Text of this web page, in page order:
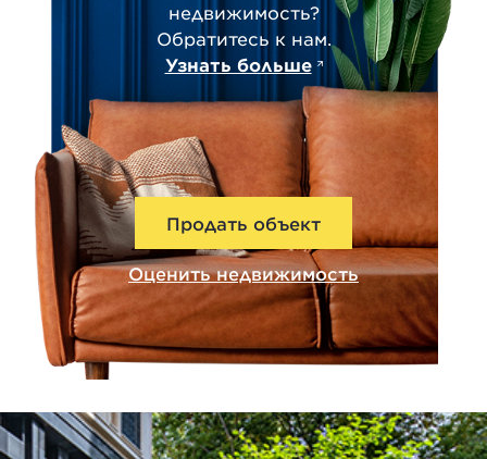
недвижимость?
Обратитесь к нам.
Узнать больше
Продать объект
Оценить недвижимость